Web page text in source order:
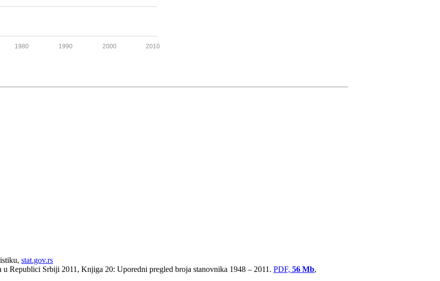
2010
2000
1990
1980
stat.gov.rs
u Republici Srbiji 2011, Knjiga 20: Uporedni pregled broja stanovnika 1948 – 2011. PDF, 56 Mb,